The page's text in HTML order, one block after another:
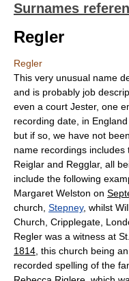
Surnames
Regler
Regler
This very unusual name
and is probably job
even a court Jester, one
recording date, in
but if so, we have not
name recordings includes
Reiglar and Regglar, all
include the following
Margaret Welston on
church, Stepney, whilst
Church, Cripplegate,
Regler was a witness at
1814 , this church being
recorded spelling of the